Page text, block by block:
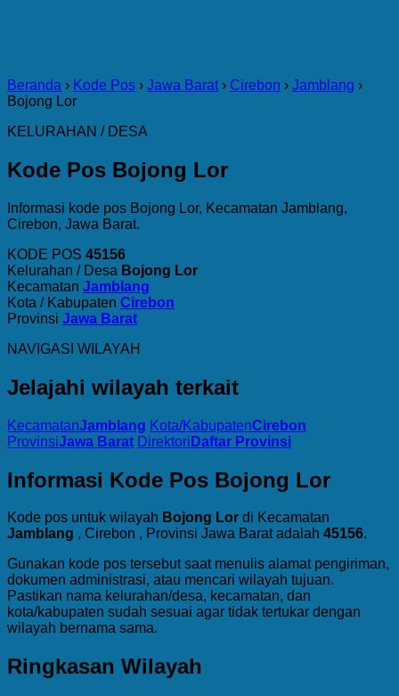
Beranda › Kode Pos › Jawa Barat › Cirebon › Jamblang ›
Bojong Lor
KELURAHAN / DESA
Kode Pos Bojong Lor
Informasi kode pos Bojong Lor, Kecamatan Jamblang,
Cirebon, Jawa Barat.
KODE POS 45156
Kelurahan / Desa Bojong Lor
Kecamatan Jamblang
Kota / Kabupaten Cirebon
Provinsi Jawa Barat
NAVIGASI WILAYAH
Jelajahi wilayah terkait
KecamatanJamblang Kota/KabupatenCirebon
ProvinsiJawa Barat Direktori Daftar Provinsi
Informasi Kode Pos Bojong Lor
Kode pos untuk wilayah Bojong Lor di Kecamatan
Jamblang , Cirebon , Provinsi Jawa Barat adalah 45156.
Gunakan kode pos tersebut saat menulis alamat pengiriman,
dokumen administrasi, atau mencari wilayah tujuan.
Pastikan nama kelurahan/desa, kecamatan, dan
kota/kabupaten sudah sesuai agar tidak tertukar dengan
wilayah bernama sama.
Ringkasan Wilayah